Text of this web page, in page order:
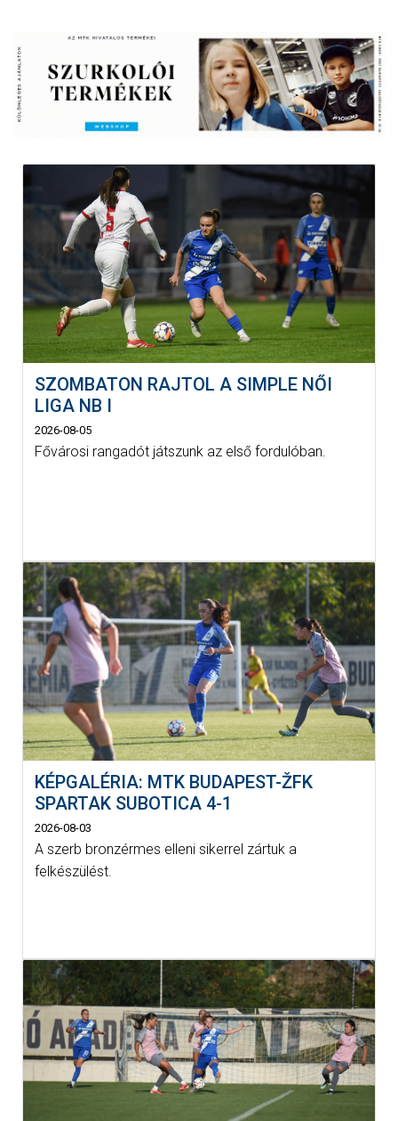
SZOMBATON RAJTOL A SIMPLE NŐI
LIGA NB I
2026-08-05
Fővárosi rangadót játszunk az első fordulóban.
KÉPGALÉRIA: MTK BUDAPEST-ŽFK
SPARTAK SUBOTICA 4-1
2026-08-03
A szerb bronzérmes elleni sikerrel zártuk a
felkészülést.